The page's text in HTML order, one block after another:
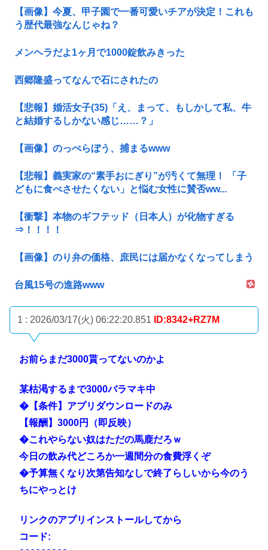
【画像】今夏、甲子園で一番可愛いチアが決定！これも
う歴代最強なんじゃね？
メンヘラだよ1ヶ月で1000錠飲みきった
西郷隆盛ってなんで石にされたの
【悲報】婚活女子(35)「え、まって、もしかして私、牛
と結婚するしかない感じ……？」
【画像】のっぺらぼう、捕まるwww
【悲報】義実家の“素手おにぎり”が汚くて無理！ 「子
どもに食べさせたくない」と悩む女性に賛否ww...
【衝撃】本物のギフテッド（日本人）が化物すぎる
⇒！！！！
【画像】のり弁の価格、庶民には届かなくなってしまう
台風15号の進路www
1 : 2026/03/17(火) 06:22:20.851 ID:8342+RZ7M
お前らまだ3000貰ってないのかよ
某枯渇するまで3000バラマキ中
�【条件】アプリダウンロードのみ
【報酬】3000円（即反映）
�これやらない奴はただの馬鹿だろｗ
今日の飲み代どころか一週間分の食費浮くぞ
�予算無くなり次第告知なしで終了らしいから今のう
ちにやっとけ
リンクのアプリインストールしてから
コード: